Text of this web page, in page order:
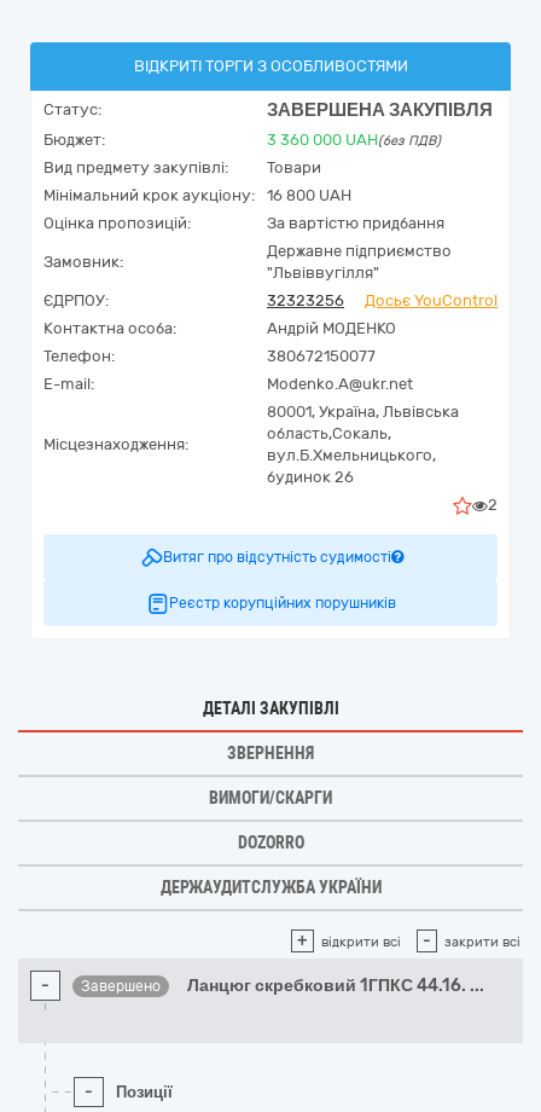
ВІДКРИТІ ТОРГИ З ОСОБЛИВОСТЯМИ
Статус: ЗАВЕРШЕНА ЗАКУПІВЛЯ
Бюджет: 3 360 000 UAH(без ПДВ)
Вид предмету закупівлі:
Товари
Мінімальний крок аукціону:
16 800 UAH
Оцінка пропозицій:
За вартістю придбання
Замовник:
Державне підприємство
"Львіввугілля"
ЄДРПОУ:
32323256
Досьє YouControl
Контактна особа:
Андрій МОДЕНКО
Телефон:
380672150077
E-mail:
Modenko.A@ukr.net
Місцезнаходження:
80001, Україна, Львівська
область,Сокаль,
вул.Б.Хмельницького,
будинок 26
2
Витяг про відсутність судимості
Реєстр корупційних порушників
ДЕТАЛІ ЗАКУПІВЛІ
ЗВЕРНЕННЯ
ВИМОГИ/СКАРГИ
DOZORRO
ДЕРЖАУДИТСЛУЖБА УКРАЇНИ
+ відкрити всі - закрити всі
- Завершено Ланцюг скребковий 1ГПКС 44.16. ...
- Позиції